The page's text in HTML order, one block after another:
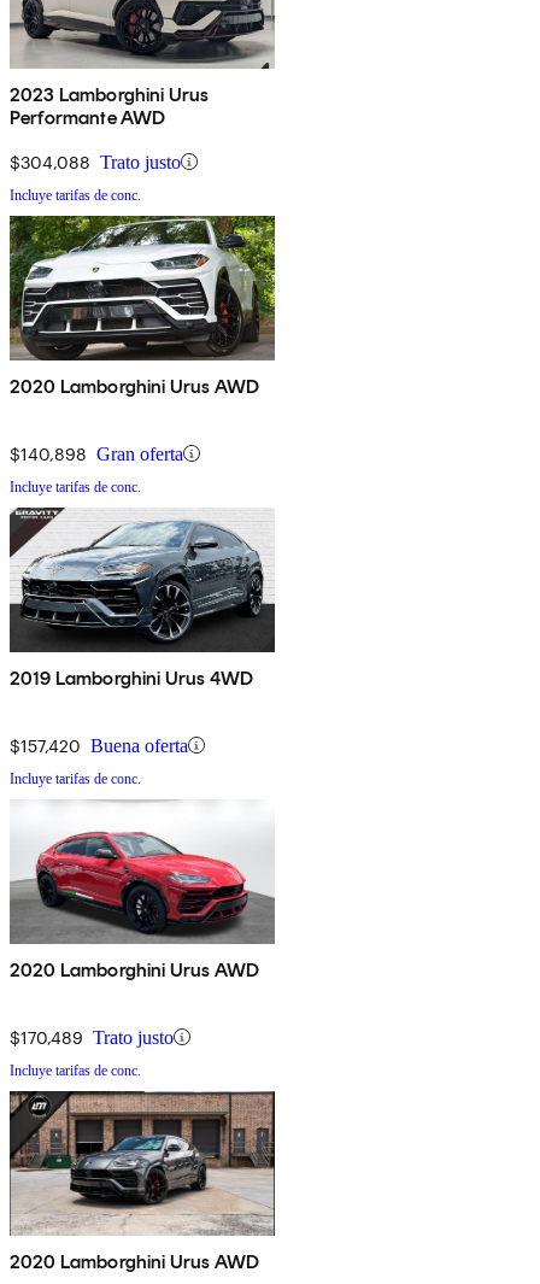
2023 Lamborghini Urus
Performante AWD
$304,088 Trato justo
Incluye tarifas de conc.
2020 Lamborghini Urus AWD
$140,898 Gran oferta
Incluye tarifas de conc.
2019 Lamborghini Urus 4WD
$157,420 Buena oferta
Incluye tarifas de conc.
2020 Lamborghini Urus AWD
$170,489 Trato justo
Incluye tarifas de conc.
2020 Lamborghini Urus AWD